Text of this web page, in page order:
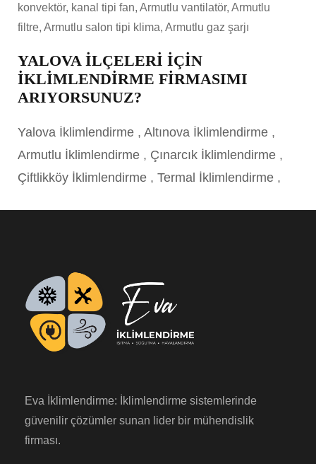
konvektör, kanal tipi fan, Armutlu vantilatör, Armutlu
filtre, Armutlu salon tipi klima, Armutlu gaz şarjı
YALOVA İLÇELERİ İÇİN
İKLİMLENDİRME FİRMASIMI
ARIYORSUNUZ?
Yalova İklimlendirme , Altınova İklimlendirme ,
Armutlu İklimlendirme , Çınarcık İklimlendirme ,
Çiftlikköy İklimlendirme , Termal İklimlendirme ,
Eva İklimlendirme: İklimlendirme sistemlerinde
güvenilir çözümler sunan lider bir mühendislik
firması.